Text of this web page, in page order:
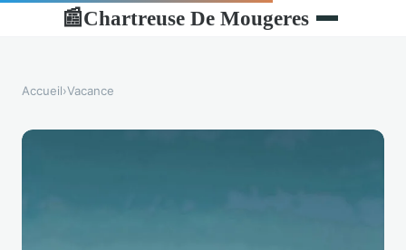
📰Chartreuse De Mougeres
Accueil›Vacance